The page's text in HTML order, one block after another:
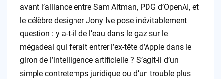
avant l’alliance entre Sam Altman, PDG d’OpenAI, et
le célèbre designer Jony Ive pose inévitablement
question : y a-t-il de l’eau dans le gaz sur le
mégadeal qui ferait entrer l’ex-tête d’Apple dans le
giron de l’intelligence artificielle ? S’agit-il d’un
simple contretemps juridique ou d’un trouble plus